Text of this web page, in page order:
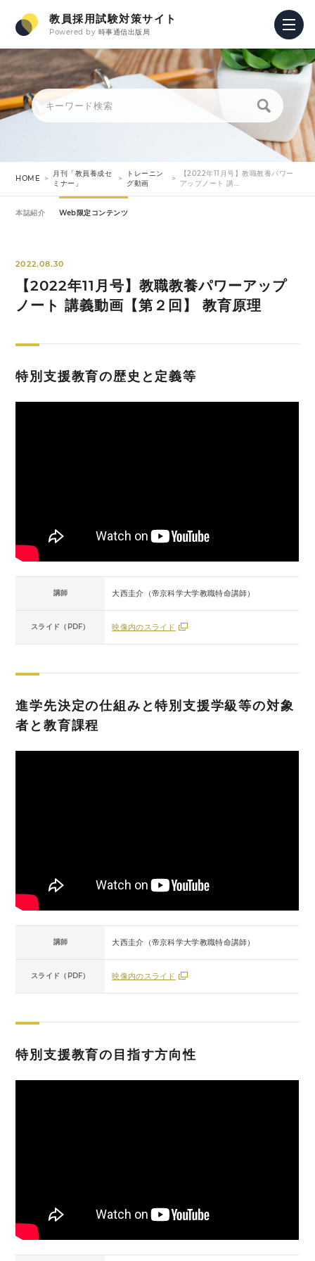
教員採用試験対策サイト
Powered by 時事通信出版局
HOME
月刊「教員養成セ
ミナー」
トレーニン
グ動画
【2022年11月号】教職教養パワー
アップノート 講…
本誌紹介 Web限定コンテンツ
2022.08.30
【2022年11月号】教職教養パワーアップ
ノート 講義動画【第２回】 教育原理
特別支援教育の歴史と定義等
講師 大西圭介（帝京科学大学教職特命講師）
スライド（PDF） 映像内のスライド
進学先決定の仕組みと特別支援学級等の対象
者と教育課程
講師 大西圭介（帝京科学大学教職特命講師）
スライド（PDF） 映像内のスライド
特別支援教育の目指す方向性